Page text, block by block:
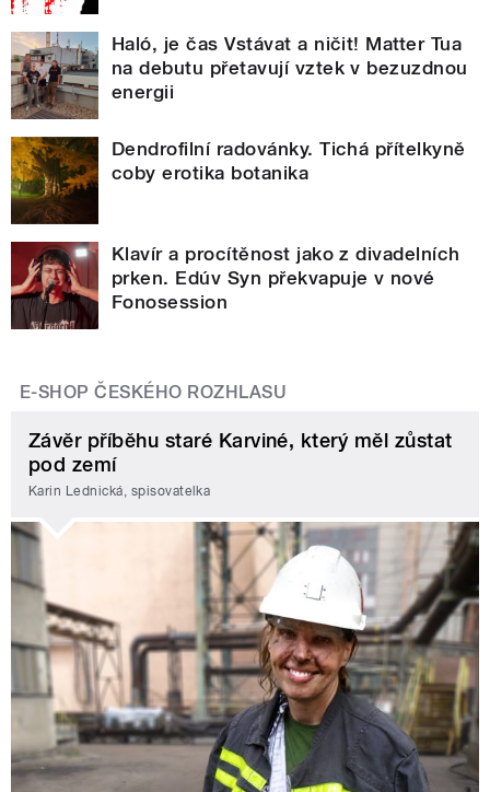
Haló, je čas Vstávat a ničit! Matter Tua
na debutu přetavují vztek v bezuzdnou
energii
Dendrofilní radovánky. Tichá přítelkyně
coby erotika botanika
Klavír a procítěnost jako z divadelních
prken. Edúv Syn překvapuje v nové
Fonosession
E-SHOP ČESKÉHO ROZHLASU
Závěr příběhu staré Karviné, který měl zůstat
pod zemí
Karin Lednická, spisovatelka